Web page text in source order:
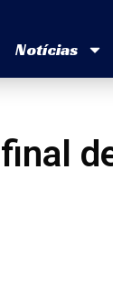
Notícias